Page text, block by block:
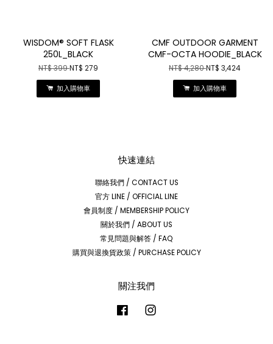
WISDOM® SOFT FLASK
250L_BLACK
NT$ 399NT$ 279
加入購物車
CMF OUTDOOR GARMENT
CMF-OCTA HOODIE_BLACK
NT$ 4,280NT$ 3,424
加入購物車
快速連結
聯絡我們 / CONTACT US
官方 LINE / OFFICIAL LINE
會員制度 / MEMBERSHIP POLICY
關於我們 / ABOUT US
常見問題與解答 / FAQ
購買與退換貨政策 / PURCHASE POLICY
關注我們
Facebook